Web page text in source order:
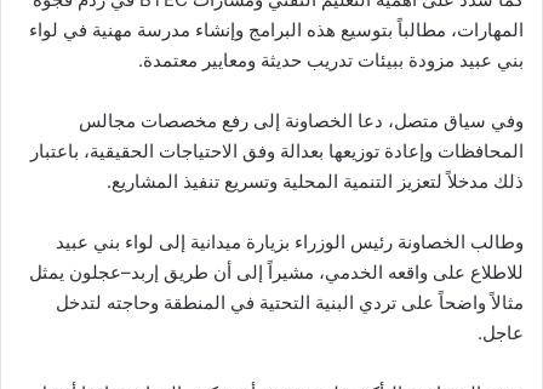
المهارات، مطالباً بتوسيع هذه البرامج وإنشاء مدرسة مهنية في لواء
بني عبيد مزودة ببيئات تدريب حديثة ومعايير معتمدة.
وفي سياق متصل، دعا الخصاونة إلى رفع مخصصات مجالس
المحافظات وإعادة توزيعها بعدالة وفق الاحتياجات الحقيقية، باعتبار
ذلك مدخلاً لتعزيز التنمية المحلية وتسريع تنفيذ المشاريع.
وطالب الخصاونة رئيس الوزراء بزيارة ميدانية إلى لواء بني عبيد
للاطلاع على واقعه الخدمي، مشيراً إلى أن طريق إربد–عجلون يمثل
مثالاً واضحاً على تردي البنية التحتية في المنطقة وحاجته لتدخل
عاجل.